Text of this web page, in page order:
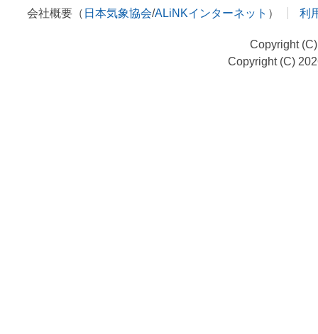
会社概要（ 日本気象協会/ALiNKインターネット ） 利
Copyright
Copyright (C)